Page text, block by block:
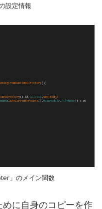
設定情報
」のメイン関数
に自身のコピーを作